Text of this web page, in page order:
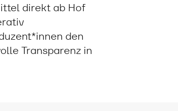
direkt ab Hof
den
Transparenz in